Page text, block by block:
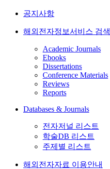
공지사항
해외전자정보서비스 검색
Academic Journals
Ebooks
Dissertations
Conference Materials
Reviews
Reports
Databases & Journals
전자저널 리스트
학술DB 리스트
주제별 리스트
해외전자자료 이용안내